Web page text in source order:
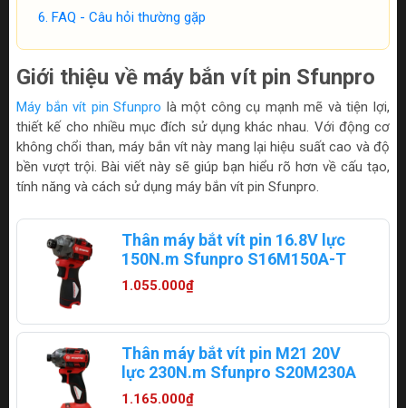
FAQ - Câu hỏi thường gặp
Giới thiệu về máy bắn vít pin Sfunpro
Máy bắn vít pin Sfunpro là một công cụ mạnh mẽ và tiện lợi,
thiết kế cho nhiều mục đích sử dụng khác nhau. Với động cơ
không chổi than, máy bắn vít này mang lại hiệu suất cao và độ
bền vượt trội. Bài viết này sẽ giúp bạn hiểu rõ hơn về cấu tạo,
tính năng và cách sử dụng máy bắn vít pin Sfunpro.
Thân máy bắt vít pin 16.8V lực
150N.m Sfunpro S16M150A-T
1.055.000₫
Thân máy bắt vít pin M21 20V
lực 230N.m Sfunpro S20M230A
1.165.000₫